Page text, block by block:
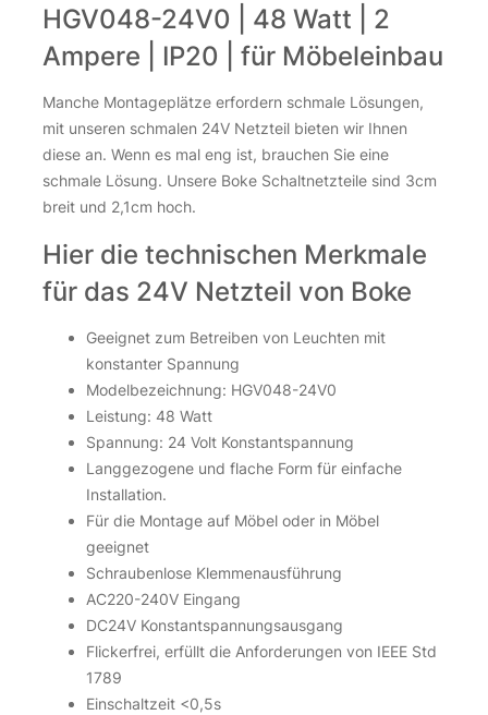
HGV048-24V0 | 48 Watt | 2
Ampere | IP20 | für Möbeleinbau
Manche Montageplätze erfordern schmale Lösungen,
mit unseren schmalen 24V Netzteil bieten wir Ihnen
diese an. Wenn es mal eng ist, brauchen Sie eine
schmale Lösung. Unsere Boke Schaltnetzteile sind 3cm
breit und 2,1cm hoch.
Hier die technischen Merkmale
für das 24V Netzteil von Boke
Geeignet zum Betreiben von Leuchten mit
konstanter Spannung
Modelbezeichnung: HGV048-24V0
Leistung: 48 Watt
Spannung: 24 Volt Konstantspannung
Langgezogene und flache Form für einfache
Installation.
Für die Montage auf Möbel oder in Möbel
geeignet
Schraubenlose Klemmenausführung
AC220-240V Eingang
DC24V Konstantspannungsausgang
Flickerfrei, erfüllt die Anforderungen von IEEE Std
1789
Einschaltzeit <0,5s